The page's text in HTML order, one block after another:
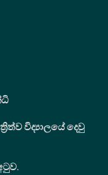
විද්‍යාලයේ දෙවු